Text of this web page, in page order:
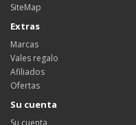
SiteMap
Extras
Marcas
Vales regalo
Afiliados
Ofertas
Su cuenta
Su cuenta